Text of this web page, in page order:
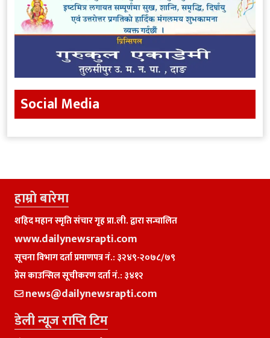
Social Media
हाम्राे बारेमा
शहिद महान स्मृति संचार गृह प्रा.ली. द्वारा सन्चालित
www.dailynewsrapti.com
सूचना विभाग दर्ता प्रमाणपत्र नं.: ३२४९-२०७८/७९
प्रेस काउन्सिल सूचीकरण दर्ता नं.: ३४१२
news@dailynewsrapti.com
डेली न्यूज राप्ति टिम